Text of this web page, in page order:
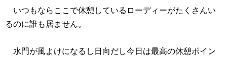
いつもならここで休憩しているローディーがたくさんい
るのに誰も居ません。
水門が風よけになるし日向だし今日は最高の休憩ポイン